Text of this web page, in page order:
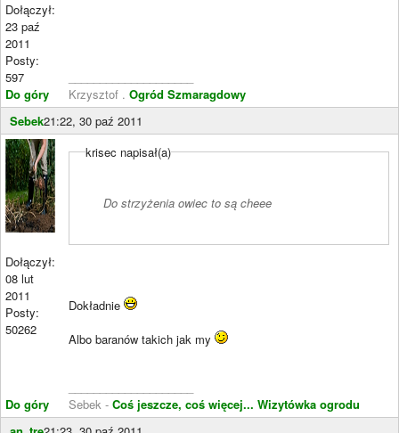
Dołączył:
23 paź
2011
Posty:
597
Do góry
Krzysztof . Ogród Szmaragdowy
Sebek21:22, 30 paź 2011
Dołączył:
08 lut
2011
Posty:
50262
Do góry
krisec napisał(a)
Do strzyżenia owiec to są cheee
Dokładnie
Albo baranów takich jak my
Sebek - Coś jeszcze, coś więcej... Wizytówka ogrodu